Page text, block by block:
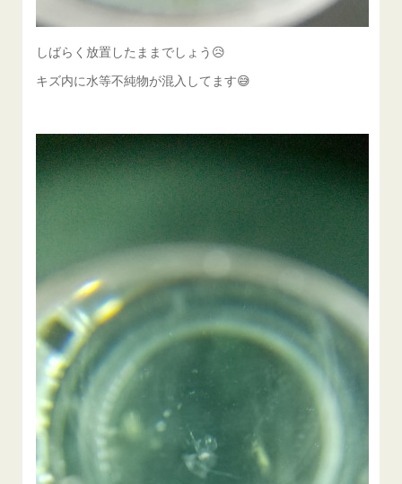
しばらく放置したままでしょう😥
キズ内に水等不純物が混入してます😅